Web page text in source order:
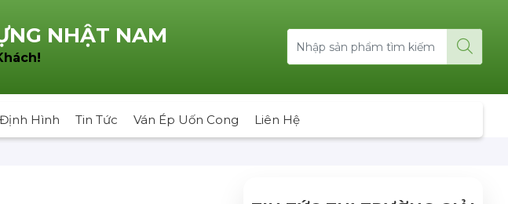
NHẬT NAM
!
Hình Tin Tức Ván Ép Uốn Cong Liên Hệ